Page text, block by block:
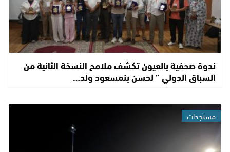
ندوة صحفية بالعيون تكشف ملامح النسخة الثانية من
السباق الدولي ” لحسن بنمسعود ولد…
مستجدات